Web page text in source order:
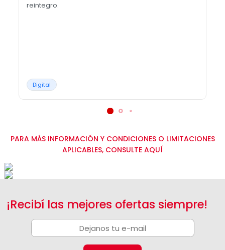
reintegro.
Digital
PARA MÁS INFORMACIÓN Y CONDICIONES O LIMITACIONES
APLICABLES, CONSULTE AQUÍ
¡Recibí las mejores ofertas siempre!